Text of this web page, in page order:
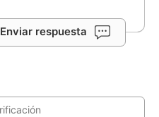
Enviar respuesta